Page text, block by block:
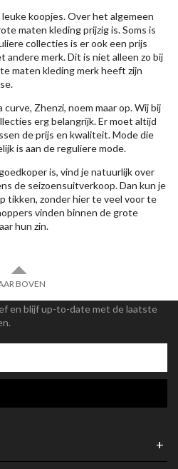
koopjes. Over het algemeen
maten kleding prijzig is. Soms is
collecties is er ook een prijs
merk. Dit is niet alleen zo bij
maten kleding merk heeft zijn
curve, Zhenzi, noem maar op. Wij bij
erg belangrijk. Er moet altijd
de prijs en kwaliteit. Mode die
is aan de reguliere mode.
is, vind je natuurlijk over
de seizoensuitverkoop. Dan kun je
tikken, zonder hier te veel voor te
vinden binnen de grote
hun zin.
BOVEN
en blijf up-to-date met de laatste
+